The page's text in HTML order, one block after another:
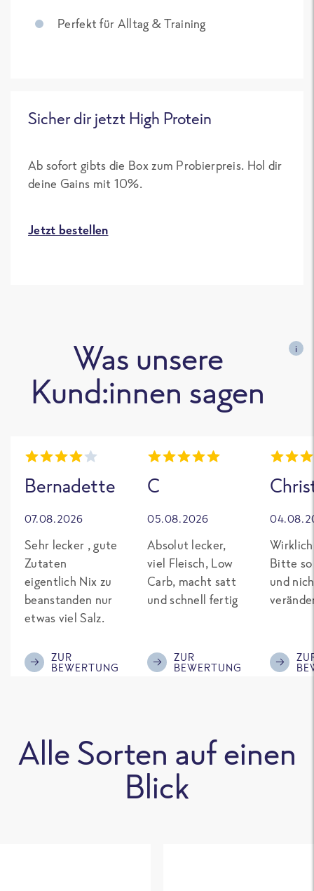
Perfekt für Alltag & Training
Sicher dir jetzt High Protein
Ab sofort gibts die Box zum Probierpreis. Hol dir
deine Gains mit 10%.
Jetzt bestellen
Was unsere
Kund:innen sagen
i
Bernadette
07.08.2026
Sehr lecker , gute
Zutaten
eigentlich Nix zu
beanstanden nur
etwas viel Salz.
ZUR
BEWERTUNG
C
05.08.2026
Absolut lecker,
viel Fleisch, Low
Carb, macht satt
und schnell fertig
ZUR
BEWERTUNG
Bitte so
und
Alle Sorten auf einen
Blick